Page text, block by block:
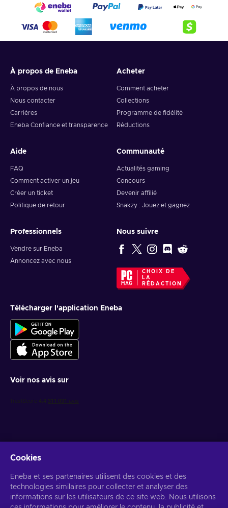
À propos de Eneba
À propos de nous
Nous contacter
Carrières
Eneba Confiance et transparence
Acheter
Comment acheter
Collections
Programme de fidélité
Réductions
Aide
FAQ
Comment activer un jeu
Créer un ticket
Politique de retour
Communauté
Actualités gaming
Concours
Devenir affilié
Snakzy : Jouez et gagnez
Professionnels
Vendre sur Eneba
Annoncez avec nous
Nous suivre
CHOIX DE
LA
RÉDACTION
Télécharger l'application Eneba
Voir nos avis sur
S’abonner
Cookies
Eneba et ses partenaires utilisent des cookies et des
technologies similaires pour collecter et analyser des
informations sur les utilisateurs de ce site web. Nous utilisons